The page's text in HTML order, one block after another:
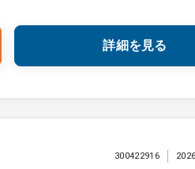
詳細を見る
300422916